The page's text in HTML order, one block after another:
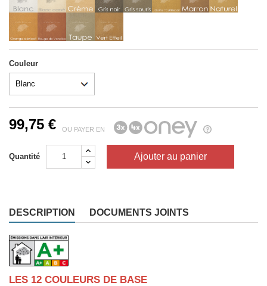
Couleur
99,75 € OU PAYER EN
Quantité Ajouter au panier
DESCRIPTION DOCUMENTS JOINTS
LES 12 COULEURS DE BASE